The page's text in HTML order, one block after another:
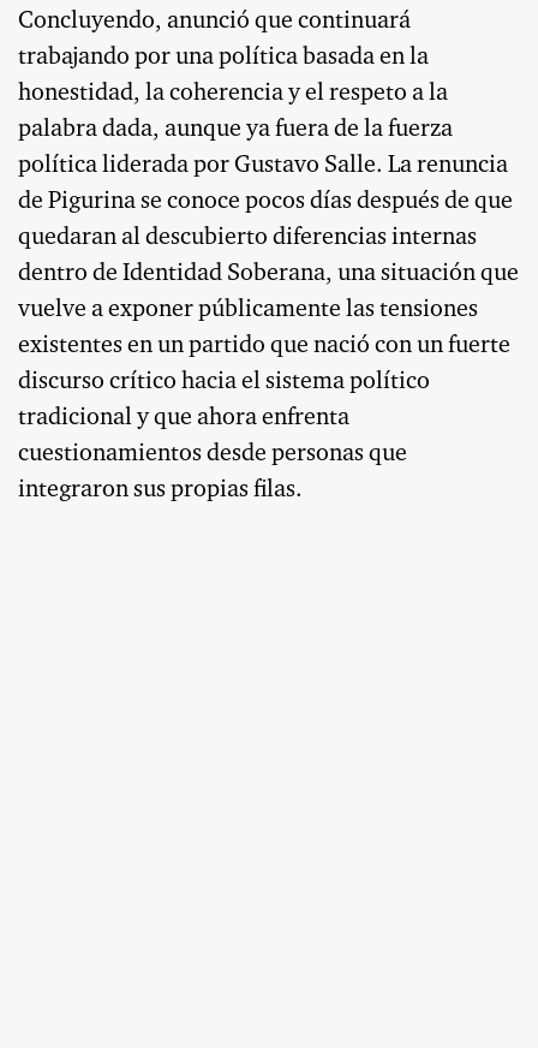
Concluyendo, anunció que continuará
trabajando por una política basada en la
honestidad, la coherencia y el respeto a la
palabra dada, aunque ya fuera de la fuerza
política liderada por Gustavo Salle. La renuncia
de Pigurina se conoce pocos días después de que
quedaran al descubierto diferencias internas
dentro de Identidad Soberana, una situación que
vuelve a exponer públicamente las tensiones
existentes en un partido que nació con un fuerte
discurso crítico hacia el sistema político
tradicional y que ahora enfrenta
cuestionamientos desde personas que
integraron sus propias filas.